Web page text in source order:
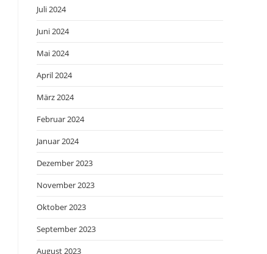
Juli 2024
Juni 2024
Mai 2024
April 2024
März 2024
Februar 2024
Januar 2024
Dezember 2023
November 2023
Oktober 2023
September 2023
August 2023